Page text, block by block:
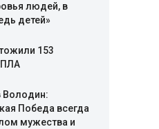
людей, в
детей»
153
Володин:
Победа всегда
мужества и